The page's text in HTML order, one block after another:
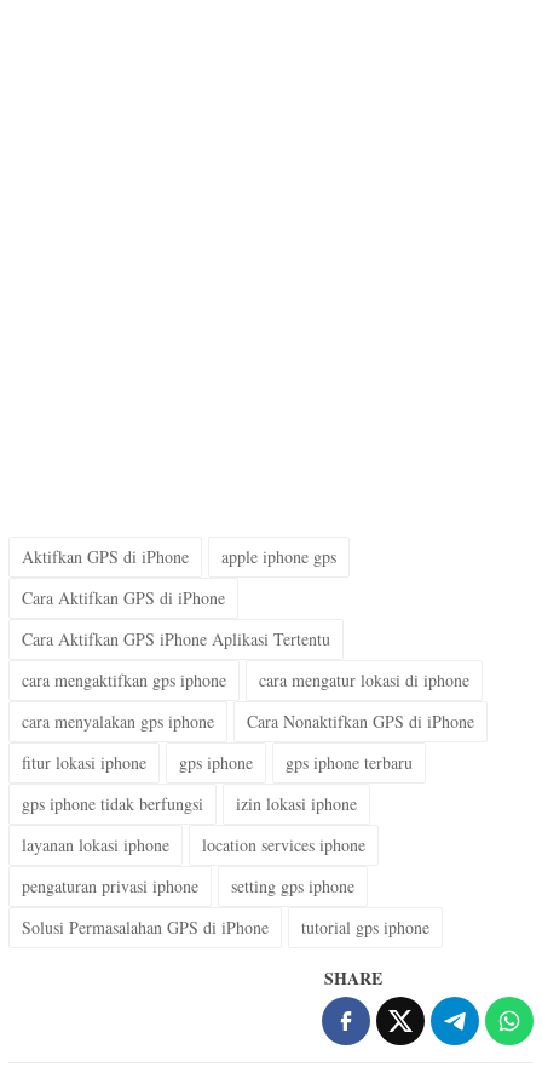
Aktifkan GPS di iPhone
apple iphone gps
Cara Aktifkan GPS di iPhone
Cara Aktifkan GPS iPhone Aplikasi Tertentu
cara mengaktifkan gps iphone
cara mengatur lokasi di iphone
cara menyalakan gps iphone
Cara Nonaktifkan GPS di iPhone
fitur lokasi iphone
gps iphone
gps iphone terbaru
gps iphone tidak berfungsi
izin lokasi iphone
layanan lokasi iphone
location services iphone
pengaturan privasi iphone
setting gps iphone
Solusi Permasalahan GPS di iPhone
tutorial gps iphone
SHARE